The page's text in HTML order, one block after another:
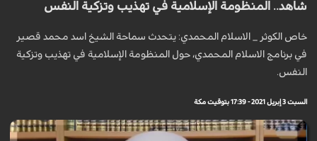
شاهد.. المنظومة الإسلامية في تهذيب وتزكية النفس
خاص الكوثر _ الاسلام المحمدي: يتحدث سماحة الشيخ اسد محمد قصير
في برنامج الاسلام المحمدي، حول المنظومة الإسلامية في تهذيب وتزكية
النفس.
السبت 3 إبريل 2021 - 17:39 بتوقيت مكة